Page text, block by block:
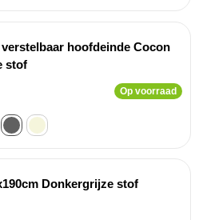
hoofdeinde Cocon
stof
Op voorraad
Donkergrijze stof